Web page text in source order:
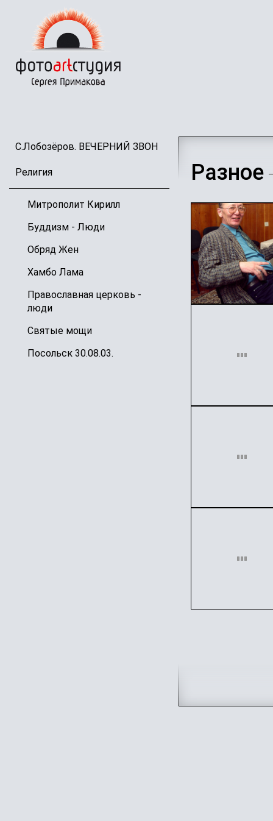
основному
содержанию
С.Лобозёров. ВЕЧЕРНИЙ ЗВОН
Религия
Митрополит Кирилл
Буддизм - Люди
Обряд Жен
Хамбо Лама
Православная церковь -
люди
Святые мощи
Посольск 30.08.03.
Разное